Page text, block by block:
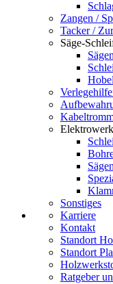
Zangen /
Tacker /
Säge-
Sägen
Sonstiges
Karriere
Kontakt
Standort
Standort
Ratgeber